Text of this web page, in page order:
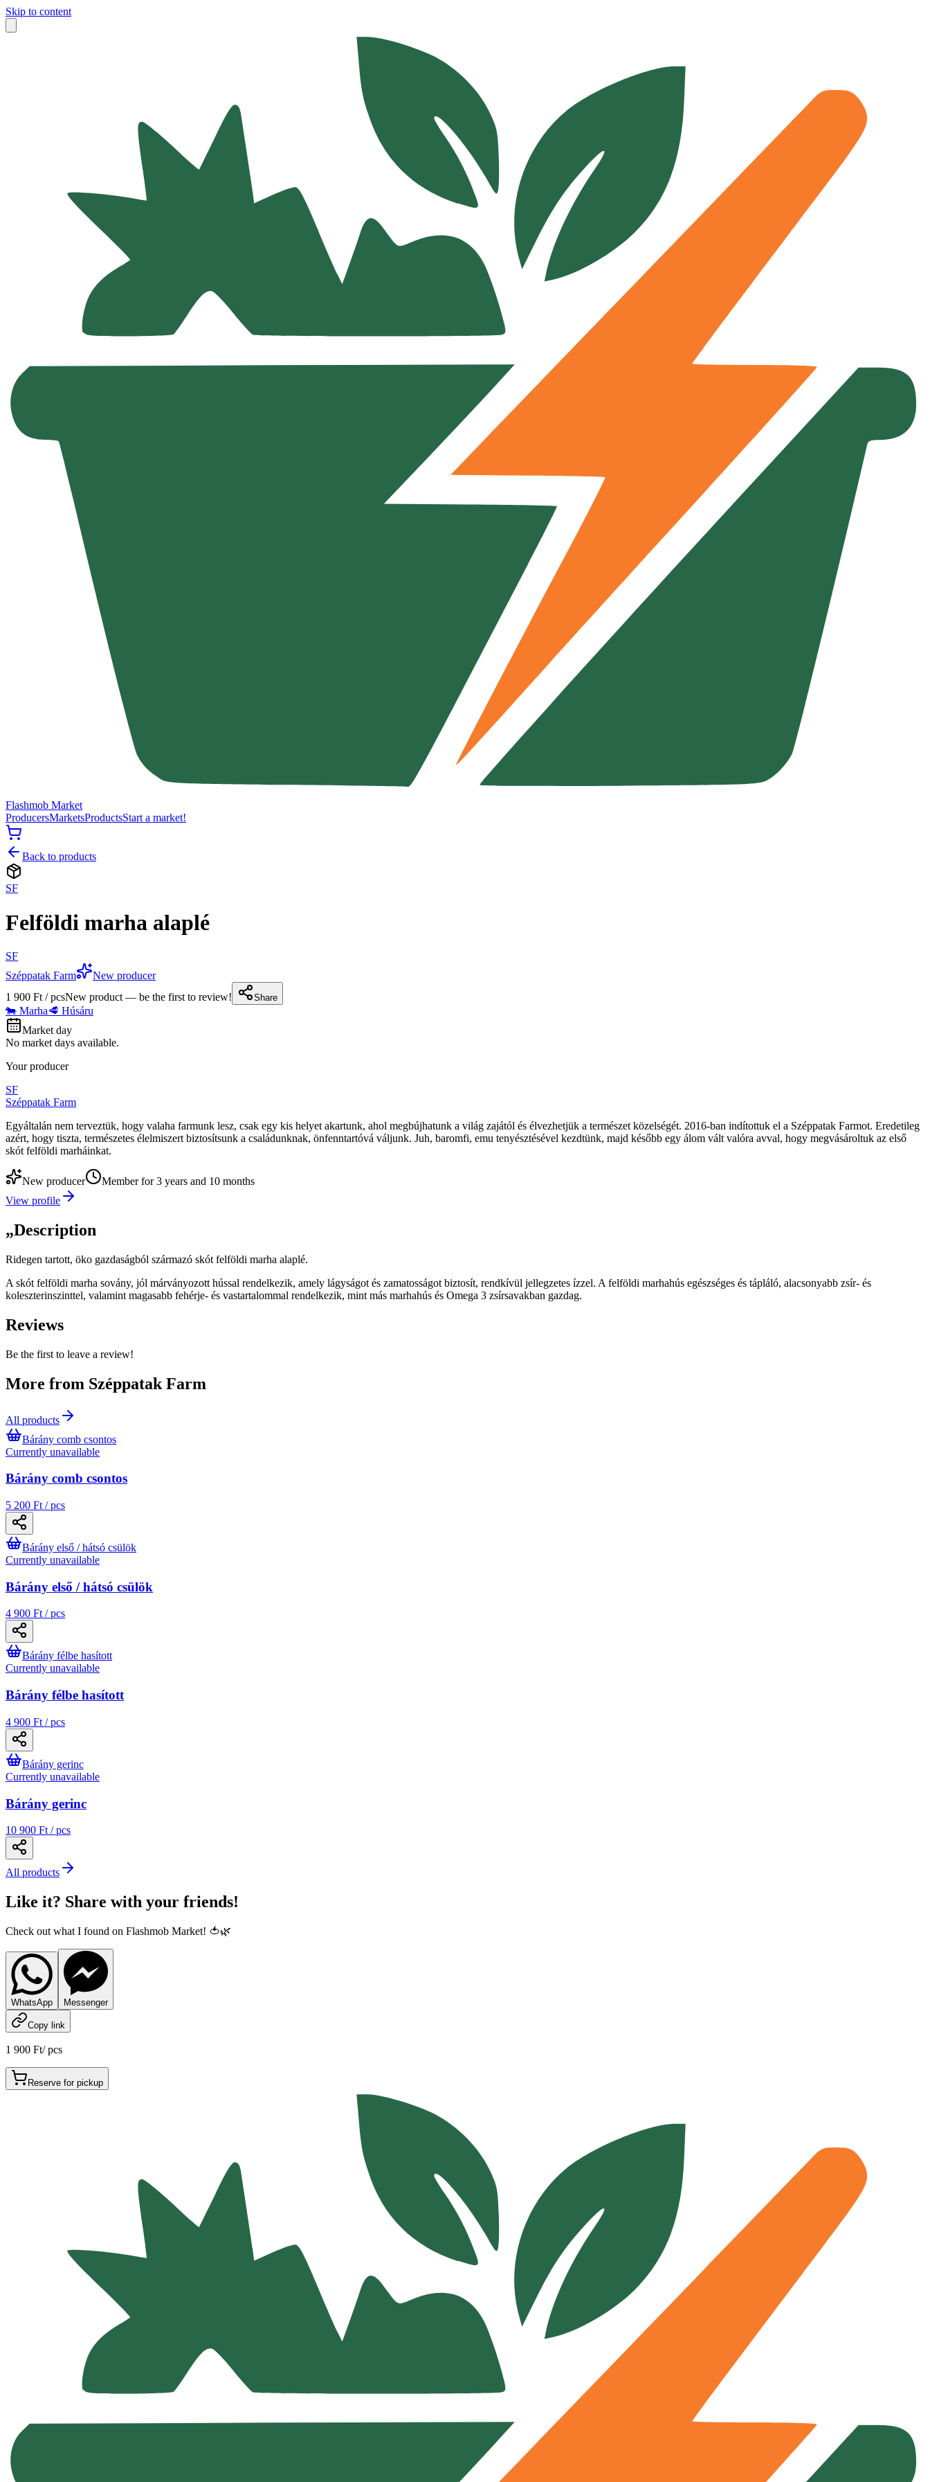
Skip to content
Flashmob Market
ProducersMarketsProductsStart a market!
Back to products
SF
Felföldi marha alaplé
SF
Széppatak Farm
New producer
1 900 Ft / pcsNew product — be the first to review! Share
🐄 Marha🥩 Húsáru
Market day
No market days available.
Your producer
SF
Széppatak Farm
Egyáltalán nem terveztük, hogy valaha farmunk lesz, csak egy kis helyet akartunk, ahol megbújhatunk a világ zajától és élvezhetjük a természet közelségét. 2016-ban indítottuk el a Széppatak Farmot. Eredetileg
azért, hogy tiszta, természetes élelmiszert biztosítsunk a családunknak, önfenntartóvá váljunk. Juh, baromfi, emu tenyésztésével kezdtünk, majd később egy álom vált valóra avval, hogy megvásároltuk az első
skót felföldi marháinkat.
New producer
Member for 3 years and 10 months
View profile
„Description
Ridegen tartott, öko gazdaságból származó skót felföldi marha alaplé.
A skót felföldi marha sovány, jól márványozott hússal rendelkezik, amely lágyságot és zamatosságot biztosít, rendkívül jellegzetes ízzel. A felföldi marhahús egészséges és tápláló, alacsonyabb zsír- és
koleszterinszinttel, valamint magasabb fehérje- és vastartalommal rendelkezik, mint más marhahús és Omega 3 zsírsavakban gazdag.
Reviews
Be the first to leave a review!
More from Széppatak Farm
All products
Bárány comb csontos
Currently unavailable
Bárány comb csontos
5 200 Ft / pcs
Bárány első / hátsó csülök
Currently unavailable
Bárány első / hátsó csülök
4 900 Ft / pcs
Bárány félbe hasított
Currently unavailable
Bárány félbe hasított
4 900 Ft / pcs
Bárány gerinc
Currently unavailable
Bárány gerinc
10 900 Ft / pcs
All products
Like it? Share with your friends!
Check out what I found on Flashmob Market! 🍅🌿
WhatsApp Messenger
Copy link
1 900 Ft/pcs
Reserve for pickup